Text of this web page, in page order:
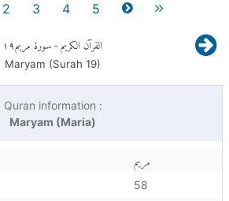
2 3 4 5
القرآن الكريم- سورة مريم١٩
Maryam (Surah 19)
Quran information :
Maryam (Maria)
مريم
58